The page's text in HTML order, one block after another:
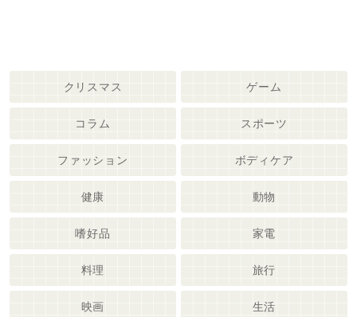
クリスマス ゲーム
コラム スポーツ
ファッション ボディケア
健康 動物
嗜好品 家電
料理 旅行
映画 生活